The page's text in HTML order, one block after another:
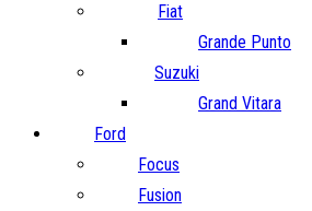
Fiat
Grande Punto
Suzuki
Grand Vitara
Ford
Focus
Fusion